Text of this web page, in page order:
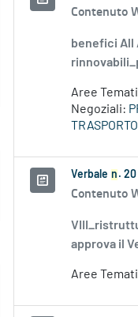
Contenuto
benefici All
Aree
Negoziali:
Verbale n .
Contenuto
approva il
Aree